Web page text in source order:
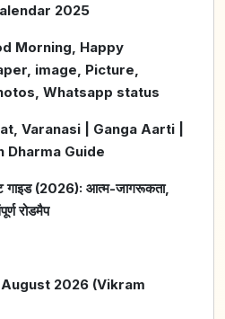
2025
Morning, Happy
image, Picture,
Whatsapp status
Varanasi | Ganga Aarti |
Dharma Guide
गाइड (2026): आत्म-जागरूकता,
रोडमैप
2026 (Vikram